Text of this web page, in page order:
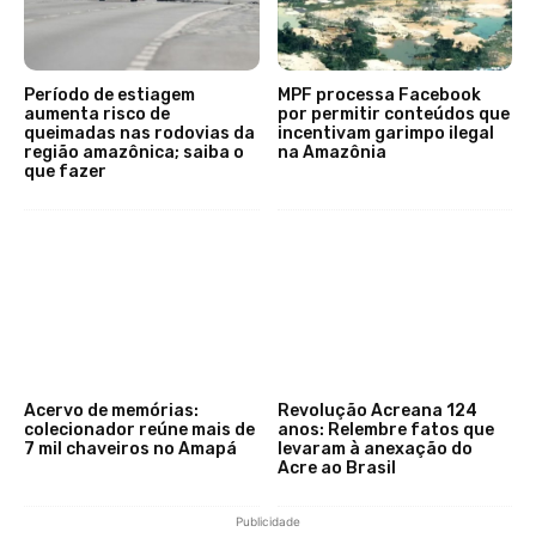
Período de estiagem
aumenta risco de
queimadas nas rodovias da
região amazônica; saiba o
que fazer
MPF processa Facebook
por permitir conteúdos que
incentivam garimpo ilegal
na Amazônia
Acervo de memórias:
colecionador reúne mais de
7 mil chaveiros no Amapá
Revolução Acreana 124
anos: Relembre fatos que
levaram à anexação do
Acre ao Brasil
Publicidade